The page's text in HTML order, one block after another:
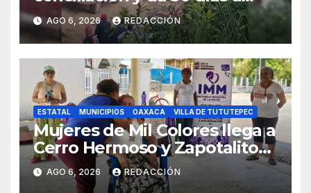
ejidos chiapanecos para
definir situación territorial
AGO 6, 2026 REDACCIÓN
ESTATAL MUNICIPIOS OAXACA VILLA DE TUTUTEPEC
Mujeres de Mil Colores llega a
Cerro Hermoso y Zapotalito
para fortalecer redes de
apoyo y prevenir violencias
AGO 6, 2026 REDACCIÓN